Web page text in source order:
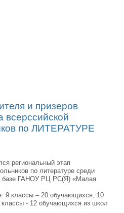
и призеров
всерссийской
по ЛИТЕРАТУРЕ
региональный этап
по литературе среди
базе ГАНОУ РЦ РС(Я) «Малая
9 классы – 20 обучающихся, 10
- 12 обучающихся из школ